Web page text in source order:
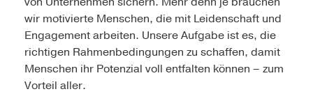
wir motivierte Menschen, die mit Leidenschaft und
Engagement arbeiten. Unsere Aufgabe ist es, die
richtigen Rahmenbedingungen zu schaffen, damit
Menschen ihr Potenzial voll entfalten können – zum
Vorteil aller.